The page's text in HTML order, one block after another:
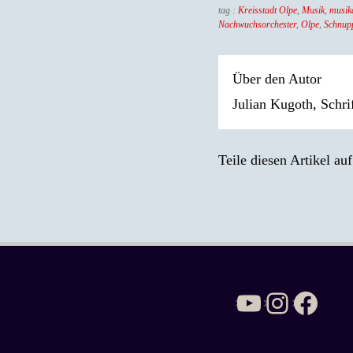
tag : Kreisstadt Olpe Musik,
Nachwuchsorchester, Olpe
Über den Autor
Julian Kugoth,
Teile diesen Artikel auf
YouTube